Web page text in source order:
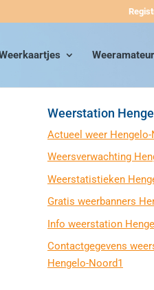
Weeramateur
Weerstation
Actueel weer Hengelo-
Weersverwachting
Weerstatistieken
Gratis weerbanners
Info weerstation
Contactgegevens
Hengelo-Noord1